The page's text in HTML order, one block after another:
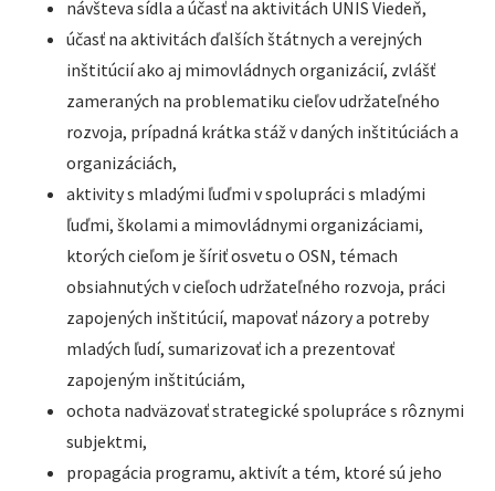
návšteva sídla a účasť na aktivitách UNIS Viedeň,
účasť na aktivitách ďalších štátnych a verejných
inštitúcií ako aj mimovládnych organizácií, zvlášť
zameraných na problematiku cieľov udržateľného
rozvoja, prípadná krátka stáž v daných inštitúciách a
organizáciách,
aktivity s mladými ľuďmi v spolupráci s mladými
ľuďmi, školami a mimovládnymi organizáciami,
ktorých cieľom je šíriť osvetu o OSN, témach
obsiahnutých v cieľoch udržateľného rozvoja, práci
zapojených inštitúcií, mapovať názory a potreby
mladých ľudí, sumarizovať ich a prezentovať
zapojeným inštitúciám,
ochota nadväzovať strategické spolupráce s rôznymi
subjektmi,
propagácia programu, aktivít a tém, ktoré sú jeho